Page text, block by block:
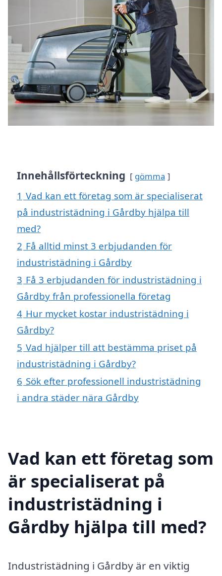
Innehållsförteckning gömma
1 Vad kan ett företag som är specialiserat
på industristädning i Gårdby hjälpa till
med?
2 Få alltid minst 3 erbjudanden för
industristädning i Gårdby
3 Få 3 erbjudanden för industristädning i
Gårdby från professionella företag
4 Hur mycket kostar industristädning i
Gårdby?
5 Vad hjälper till att bestämma priset på
industristädning i Gårdby?
6 Sök efter professionell industristädning
i andra städer nära Gårdby
Vad kan ett företag som
är specialiserat på
industristädning i
Gårdby hjälpa till med?
Industristädning i Gårdby är en viktig